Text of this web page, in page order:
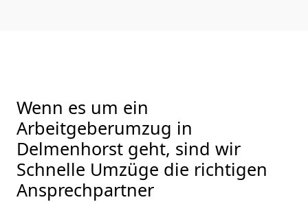
Wenn es um ein
Arbeitgeberumzug in
Delmenhorst geht, sind wir
Schnelle Umzüge die richtigen
Ansprechpartner